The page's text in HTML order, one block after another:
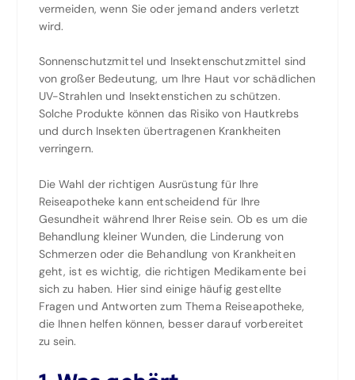
vermeiden, wenn Sie oder jemand anders verletzt
wird.
Sonnenschutzmittel und Insektenschutzmittel sind
von großer Bedeutung, um Ihre Haut vor schädlichen
UV-Strahlen und Insektenstichen zu schützen.
Solche Produkte können das Risiko von Hautkrebs
und durch Insekten übertragenen Krankheiten
verringern.
Die Wahl der richtigen Ausrüstung für Ihre
Reiseapotheke kann entscheidend für Ihre
Gesundheit während Ihrer Reise sein. Ob es um die
Behandlung kleiner Wunden, die Linderung von
Schmerzen oder die Behandlung von Krankheiten
geht, ist es wichtig, die richtigen Medikamente bei
sich zu haben. Hier sind einige häufig gestellte
Fragen und Antworten zum Thema Reiseapotheke,
die Ihnen helfen können, besser darauf vorbereitet
zu sein.